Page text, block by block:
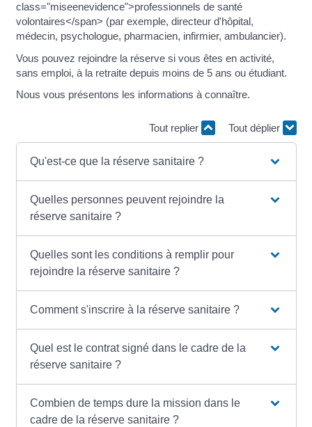
class="miseenevidence">professionnels de santé
volontaires</span> (par exemple, directeur d'hôpital,
médecin, psychologue, pharmacien, infirmier, ambulancier).
Vous pouvez rejoindre la réserve si vous êtes en activité,
sans emploi, à la retraite depuis moins de 5 ans ou étudiant.
Nous vous présentons les informations à connaître.
Tout replier Tout déplier
Qu'est-ce que la réserve sanitaire ?
Quelles personnes peuvent rejoindre la
réserve sanitaire ?
Quelles sont les conditions à remplir pour
rejoindre la réserve sanitaire ?
Comment s'inscrire à la réserve sanitaire ?
Quel est le contrat signé dans le cadre de la
réserve sanitaire ?
Combien de temps dure la mission dans le
cadre de la réserve sanitaire ?